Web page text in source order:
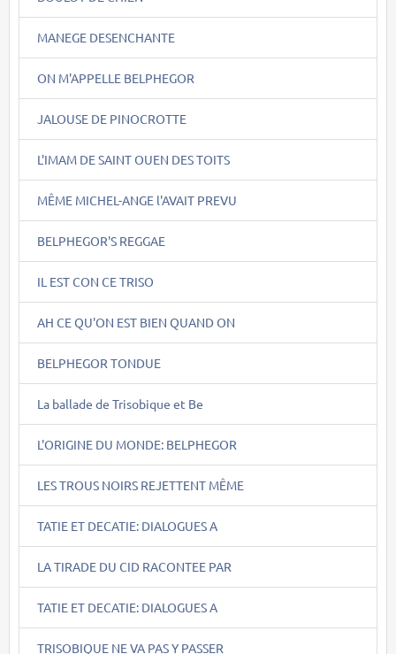
MANEGE DESENCHANTE
ON M'APPELLE BELPHEGOR
JALOUSE DE PINOCROTTE
L'IMAM DE SAINT OUEN DES TOITS
MÊME MICHEL-ANGE l'AVAIT PREVU
BELPHEGOR'S REGGAE
IL EST CON CE TRISO
AH CE QU'ON EST BIEN QUAND ON
BELPHEGOR TONDUE
La ballade de Trisobique et Be
L'ORIGINE DU MONDE: BELPHEGOR
LES TROUS NOIRS REJETTENT MÊME
TATIE ET DECATIE: DIALOGUES A
LA TIRADE DU CID RACONTEE PAR
TATIE ET DECATIE: DIALOGUES A
TRISOBIQUE NE VA PAS Y PASSER